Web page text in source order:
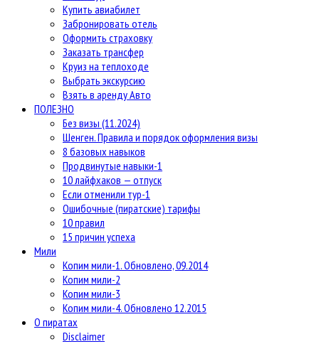
Купить авиабилет
Забронировать отель
Оформить страховку
Заказать трансфер
Круиз на теплоходе
Выбрать экскурсию
Взять в аренду Авто
ПОЛЕЗНО
Без визы (11.2024)
Шенген. Правила и порядок оформления визы
8 базовых навыков
Продвинутые навыки-1
10 лайфхаков — отпуск
Если отменили тур-1
Ошибочные (пиратские) тарифы
10 правил
15 причин успеха
Мили
Копим мили-1. Обновлено, 09.2014
Копим мили-2
Копим мили-3
Копим мили-4. Обновлено 12.2015
О пиратах
Disclaimer